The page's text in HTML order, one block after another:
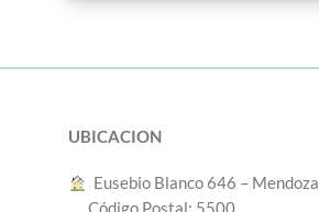
UBICACION
︎ Eusebio Blanco 646 – Mendoza